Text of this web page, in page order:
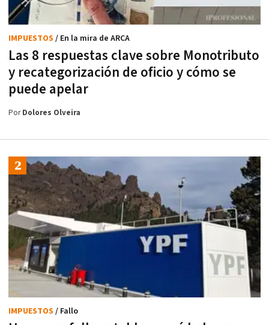
Las 8 respuestas clave sobre Monotributo
y recategorización de oficio y cómo se
puede apelar
IMPUESTOS / En la mira de ARCA
PorDolores Olveira
IMPUESTOS / Fallo